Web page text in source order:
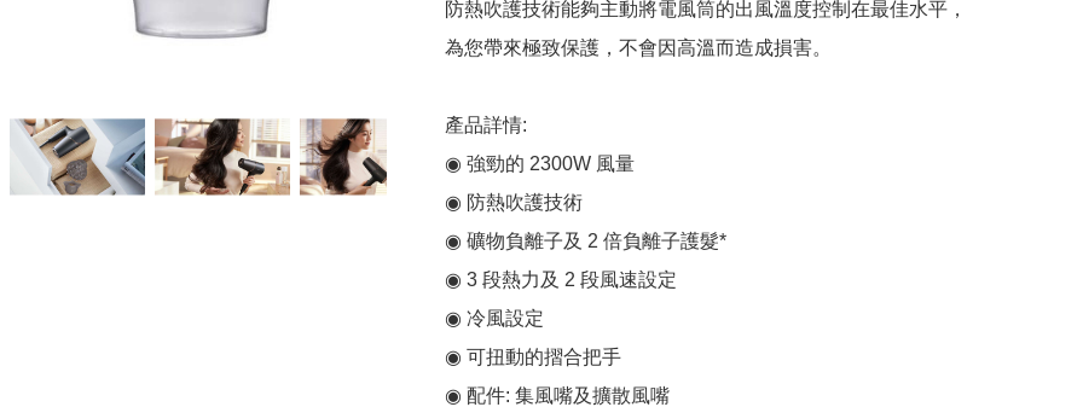
防熱吹護技術能夠主動將電風筒的出風溫度控制在最佳水平，
為您帶來極致保護，不會因高溫而造成損害。
產品詳情:
◉ 強勁的 2300W 風量
◉ 防熱吹護技術
◉ 礦物負離子及 2 倍負離子護髮*
◉ 3 段熱力及 2 段風速設定
◉ 冷風設定
◉ 可扭動的摺合把手
◉ 配件: 集風嘴及擴散風嘴